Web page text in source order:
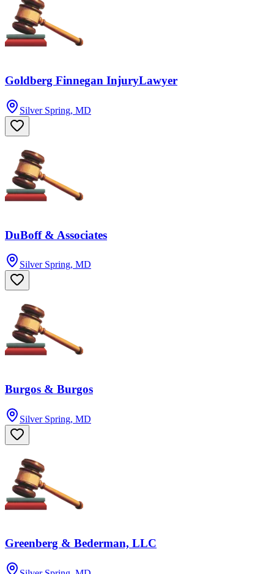
Goldberg Finnegan InjuryLawyer
Silver Spring, MD
DuBoff & Associates
Silver Spring, MD
Burgos & Burgos
Silver Spring, MD
Greenberg & Bederman, LLC